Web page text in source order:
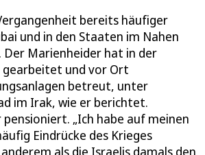
bereits häufiger
und in den Staaten im Nahen
Der Marienheider hat in der
und vor Ort
betreut, unter
im Irak, wie er berichtet.
„Ich habe auf meinen
Eindrücke des Krieges
als die Israelis damals den